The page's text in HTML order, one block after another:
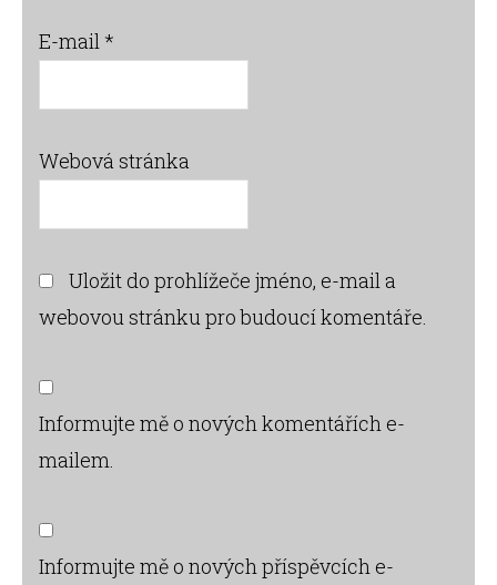
E-mail*
Webová stránka
Uložit do prohlížeče jméno, e-mail a
webovou stránku pro budoucí komentáře.
Informujte mě o nových komentářích e-
mailem.
Informujte mě o nových příspěvcích e-